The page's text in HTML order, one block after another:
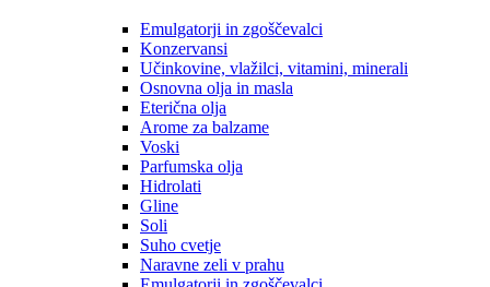
Emulgatorji in zgoščevalci
Konzervansi
Učinkovine, vlažilci, vitamini, minerali
Osnovna olja in masla
Eterična olja
Arome za balzame
Voski
Parfumska olja
Hidrolati
Gline
Soli
Suho cvetje
Naravne zeli v prahu